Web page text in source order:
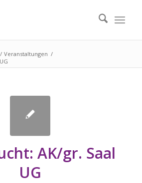
/ Veranstaltungen /
AK/gr. Saal
UG